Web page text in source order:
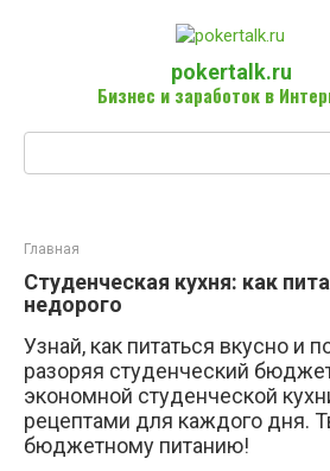
pokertalk.ru
Бизнес и заработок в
Главная
Студенческая кухня: как
недорого
Узнай, как питаться вкусно и
разоряя студенческий
экономной студенческой
рецептами для каждого дня.
бюджетному питанию!